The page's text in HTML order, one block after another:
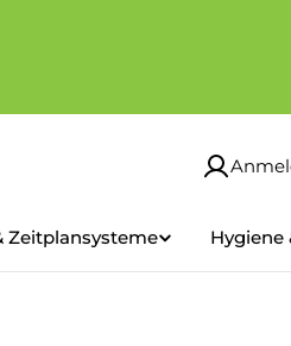
Zeitplansysteme Hygiene